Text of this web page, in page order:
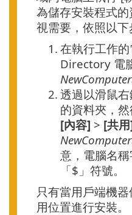
為儲存安裝程式
視需要，依照以下
1. 在執行工作
Directory 電
2. 透過以滑鼠
的資料夾，
[內容] > [共
意，電腦名
「$」符號。
只有當用戶端機
用位置進行安裝。